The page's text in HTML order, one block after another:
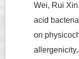
Wei, Rui
acid
on